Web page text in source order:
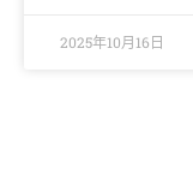
2025年10月16日